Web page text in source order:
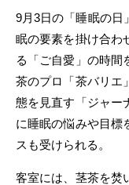
9月3日の「睡眠の日
眠の要素を掛け合わ
る「ご自愛」の時間
茶のプロ「茶バリエ
態を見直す「ジャー
に睡眠の悩みや目標
スも受けられる。
客室には、茎茶を焚